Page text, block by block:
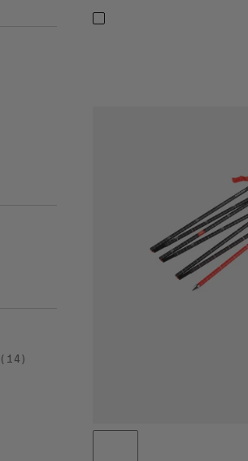
( 14 )